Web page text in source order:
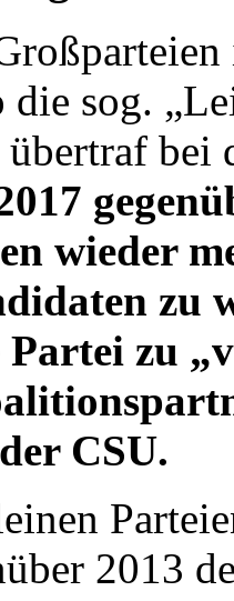
die sog.
übertraf bei
wieder
zu
Partei zu
CSU.
2013